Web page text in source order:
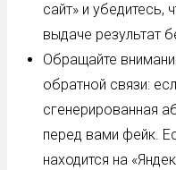
сайт» и убедитесь,
выдаче результат
Обращайте
обратной связи:
сгенерированная
перед вами фейк.
находится на